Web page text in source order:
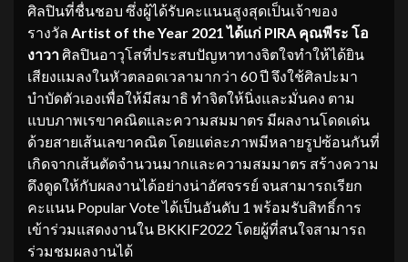
ศิลปินที่ชื่นชอบ ซึ่งผู้ได้รับคะแนนสูงสุดเป็นเจ้าของ
รางวัล Artist of the Year 2021 ได้แก่ PIRA คุณพีระ โอ
งาวาศิลปินอาวุโสที่ประสบปัญหาทางจิตใจทำให้ได้ยิน
เสียงแมลงในหัวตลอดเวลามากว่า 60 ปี จึงใช้ศิลปะมา
บำบัดตัวเองเพื่อให้มีสมาธิ ทำจิตให้นิ่งและมั่นคง ตาม
แบบภาพเรขาคณิตและความสมมาตร มีผลงานโดดเด่น
ด้วยสายเส้นเลขาคณิต โดยแต่ละภาพมีหลายรูปซ้อนกันที่
เกิดจากเส้นตัดจำนวนมากและความสมมาตร สร้างความ
ดึงดูดให้กับผลงานได้อย่างน่าอัศจรรย์ จนสามารถเรียก
คะแนน Popular Vote ได้เป็นอันดับ 1 พร้อมรับสิทธิ์การ
เข้าร่วมแสดงงานใน BKKIF2022 โดยผู้ที่สนใจสามารถ
ร่วมชมผลงานได้